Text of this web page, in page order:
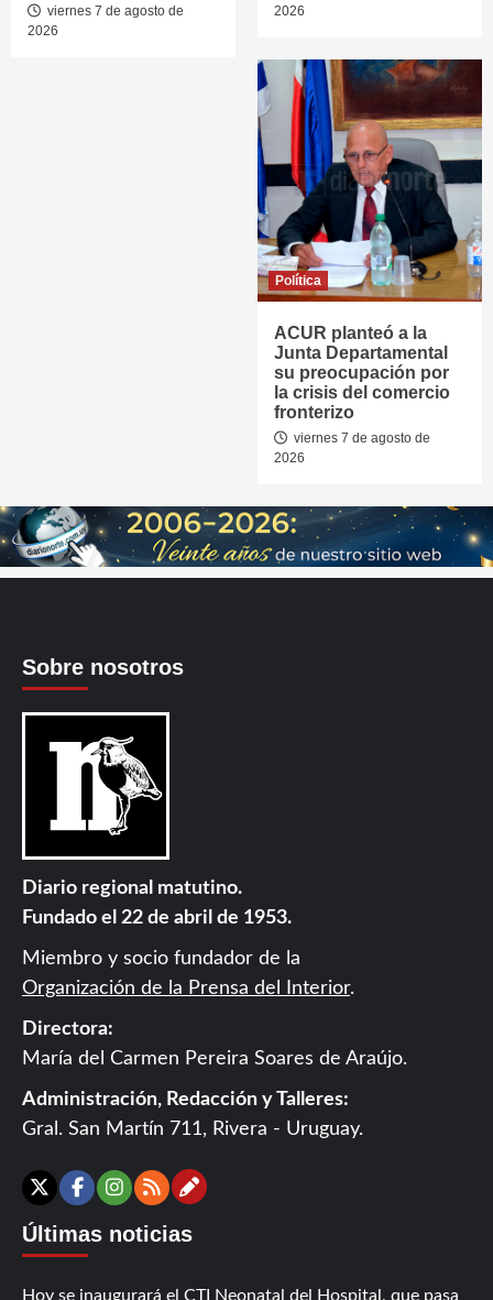
viernes 7 de agosto de
2026
2026
Política
ACUR planteó a la
Junta Departamental
su preocupación por
la crisis del comercio
fronterizo
viernes 7 de agosto de
2026
Sobre nosotros
Diario regional matutino.
Fundado el 22 de abril de 1953.
Miembro y socio fundador de la
Organización de la Prensa del Interior.
Directora:
María del Carmen Pereira Soares de Araújo.
Administración, Redacción y Talleres:
Gral. San Martín 711, Rivera - Uruguay.
X Facebook
Instagram
RSSContáctanos
Últimas noticias
Hoy se inaugurará el CTI Neonatal del Hospital, que pasa